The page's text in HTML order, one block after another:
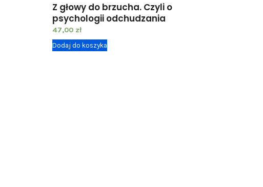
Z głowy do brzucha. Czyli o
psychologii odchudzania
47,00 zł
Dodaj do koszyka